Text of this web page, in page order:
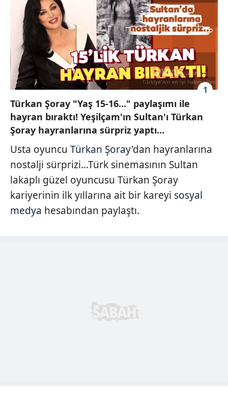
1
Türkan Şoray "Yaş 15-16..." paylaşımı ile
hayran bıraktı! Yeşilçam'ın Sultan'ı Türkan
Şoray hayranlarına sürpriz yaptı...
Usta oyuncu Türkan Şoray'dan hayranlarına
nostalji sürprizi...Türk sinemasının Sultan
lakaplı güzel oyuncusu Türkan Şoray
kariyerinin ilk yıllarına ait bir kareyi sosyal
medya hesabından paylaştı.